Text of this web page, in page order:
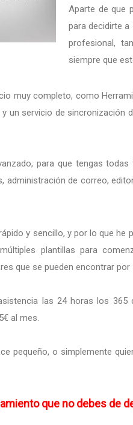
Aparte de que
para decidirte a
profesional,
siempre que
muy completo, como
un servicio de sincronización
para que tengas
administración de correo,
y sencillo, y por lo que he
plantillas para
que se pueden encontrar por
las 24 horas los 365
al mes.
pequeño, o simplemente
que no debes de